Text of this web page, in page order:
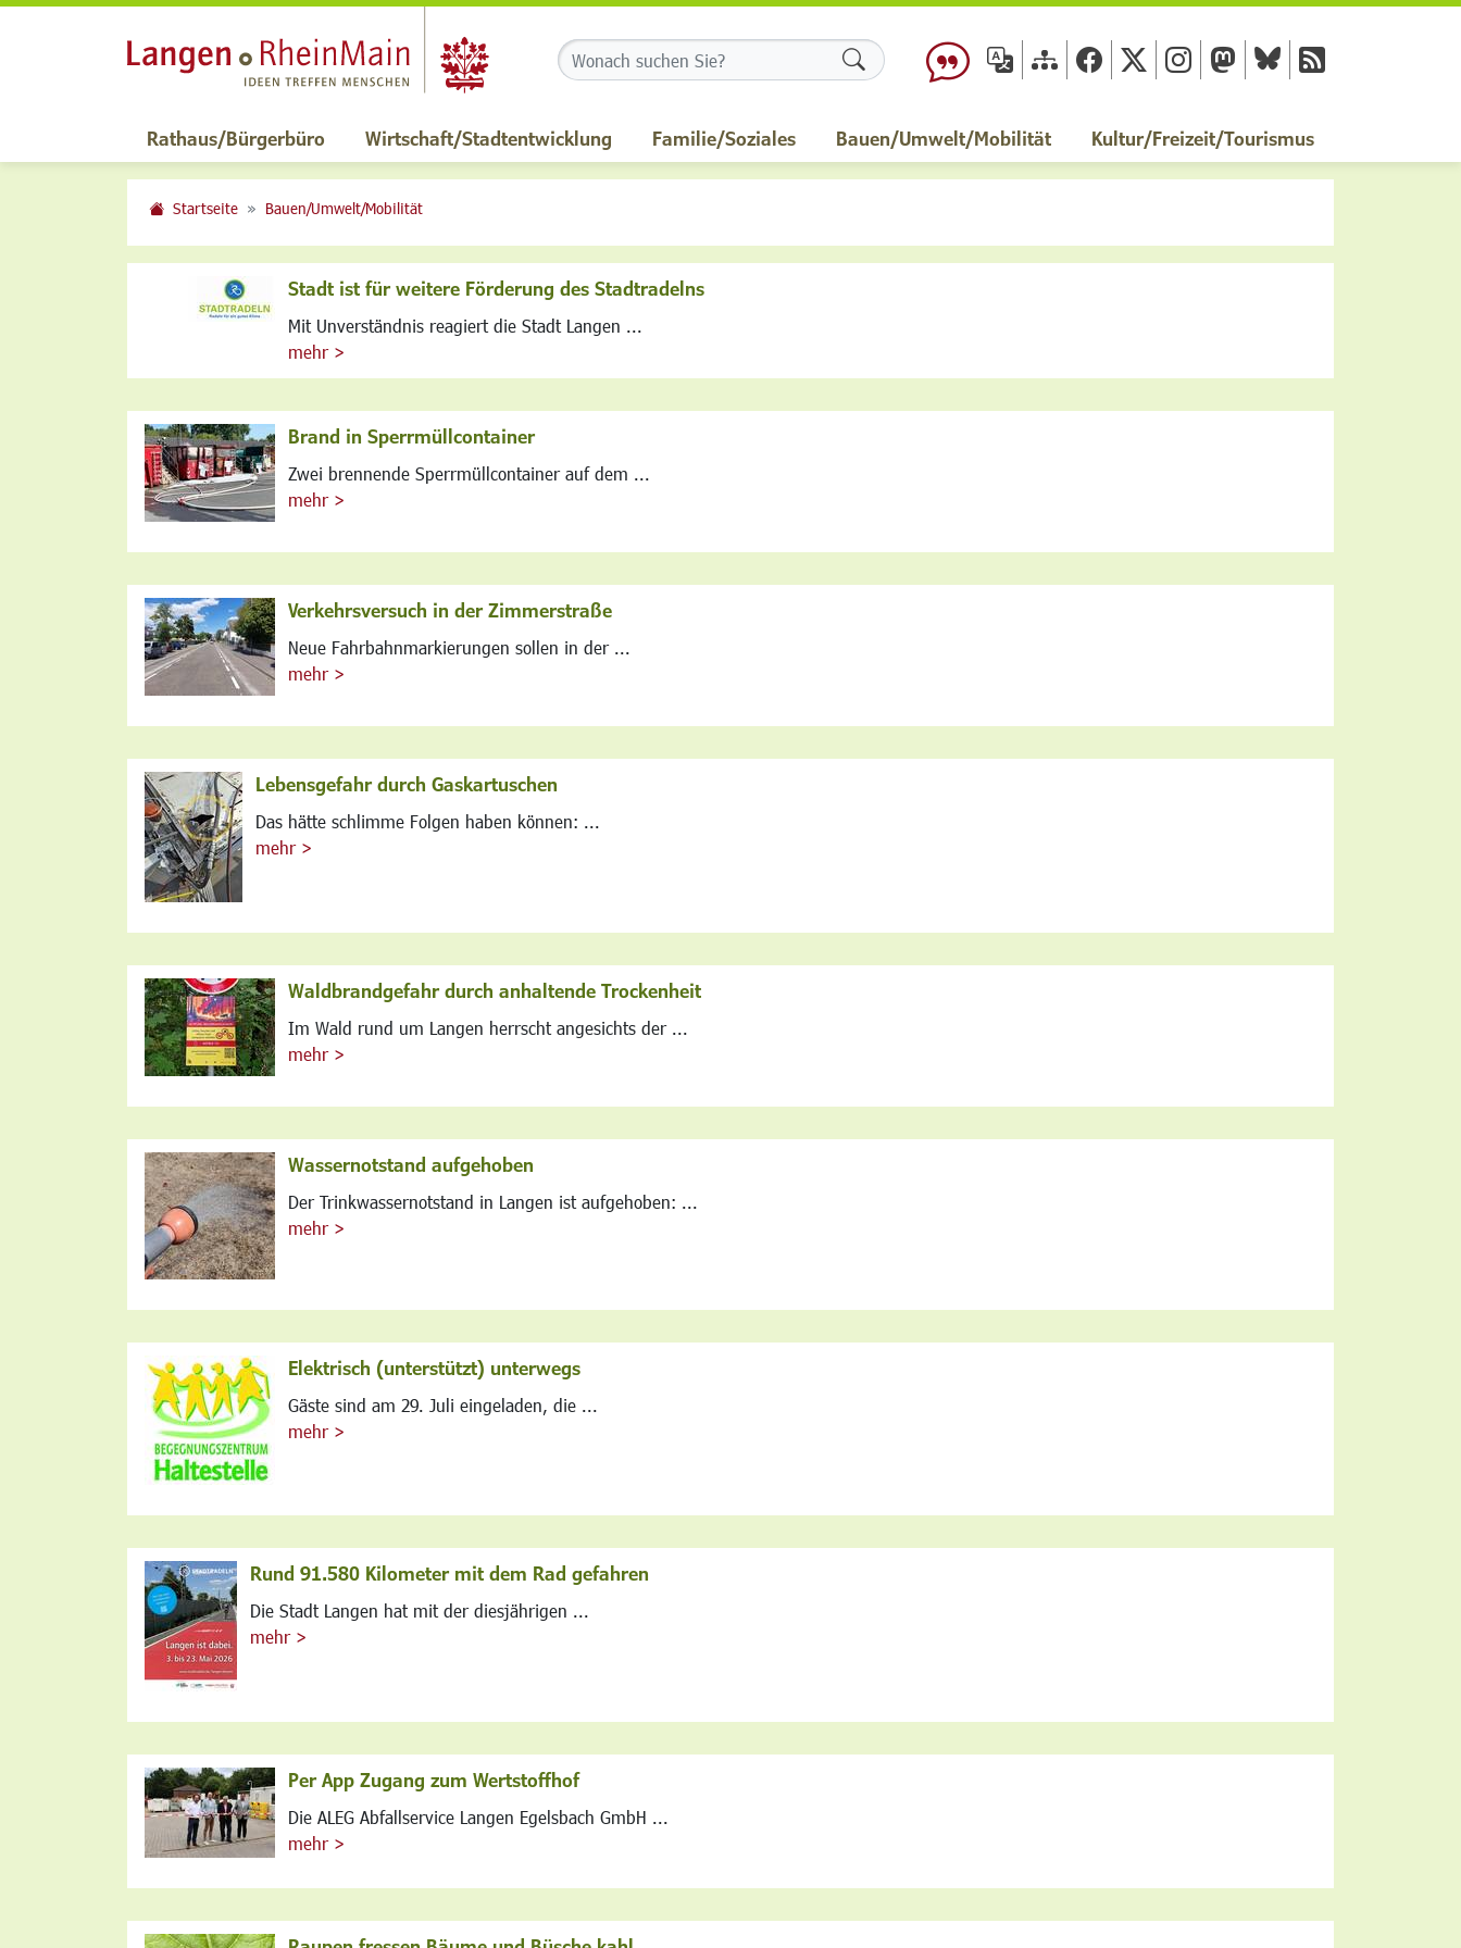
Formularschaltfläche
Rathaus/Bürgerbüro Wirtschaft/Stadtentwicklung Familie/Soziales Bauen/Umwelt/Mobilität Kultur/Freizeit/Tourismus
Startseite Bauen/Umwelt/Mobilität
Stadt ist für weitere Förderung des Stadtradelns
Mit Unverständnis reagiert die Stadt Langen ...
mehr >
Brand in Sperrmüllcontainer
Zwei brennende Sperrmüllcontainer auf dem ...
mehr >
Verkehrsversuch in der Zimmerstraße
Neue Fahrbahnmarkierungen sollen in der ...
mehr >
Lebensgefahr durch Gaskartuschen
Das hätte schlimme Folgen haben können: ...
mehr >
Waldbrandgefahr durch anhaltende Trockenheit
Im Wald rund um Langen herrscht angesichts der ...
mehr >
Wassernotstand aufgehoben
Der Trinkwassernotstand in Langen ist aufgehoben: ...
mehr >
Elektrisch (unterstützt) unterwegs
Gäste sind am 29. Juli eingeladen, die ...
mehr >
Rund 91.580 Kilometer mit dem Rad gefahren
Die Stadt Langen hat mit der diesjährigen ...
mehr >
Per App Zugang zum Wertstoffhof
Die ALEG Abfallservice Langen Egelsbach GmbH ...
mehr >